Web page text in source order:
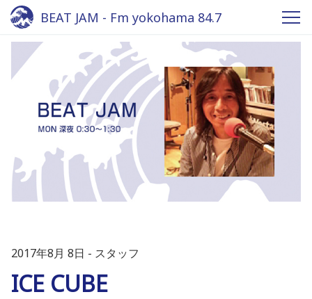
BEAT JAM - Fm yokohama 84.7
2017年8月 8日 スタッフ
ICE CUBE